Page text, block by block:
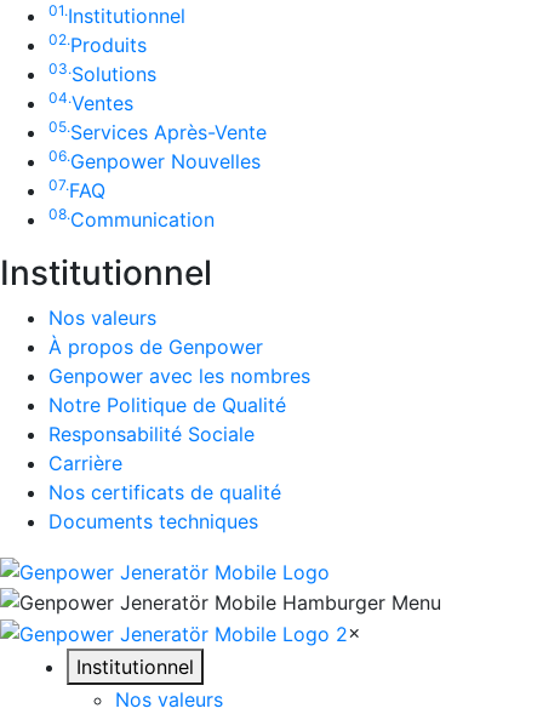
01.Institutionnel
02.Produits
03.Solutions
04.Ventes
05.Services Après-Vente
06.Genpower Nouvelles
07.FAQ
08.Communication
Institutionnel
Nos valeurs
À propos de Genpower
Genpower avec les nombres
Notre Politique de Qualité
Responsabilité Sociale
Carrière
Nos certificats de qualité
Documents techniques
×
Institutionnel
Nos valeurs